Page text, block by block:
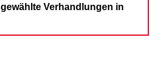
Verhandlungen in